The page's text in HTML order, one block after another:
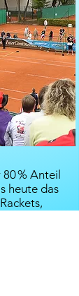
% Anteil
heute das